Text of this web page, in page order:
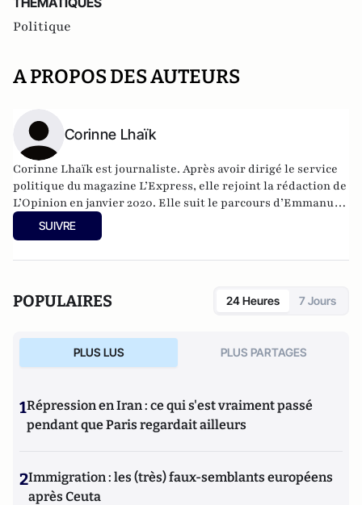
Politique
A PROPOS DES AUTEURS
Corinne Lhaïk
Corinne Lhaïk est journaliste. Après avoir dirigé le service
politique du magazine L’Express, elle rejoint la rédaction de
L’Opinion en janvier 2020. Elle suit le parcours d’Emmanuel
Macron depuis 2011.
SUIVRE
POPULAIRES 24 Heures 7 Jours
PLUS LUS PLUS PARTAGES
1Répression en Iran : ce qui s'est vraiment passé
pendant que Paris regardait ailleurs
2Immigration : les (très) faux-semblants européens
après Ceuta